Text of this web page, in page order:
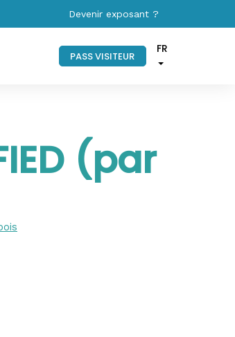
Devenir exposant ?
PASS VISITEUR
FR
(par